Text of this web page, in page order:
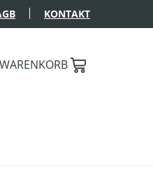
KONTAKT
WARENKORB